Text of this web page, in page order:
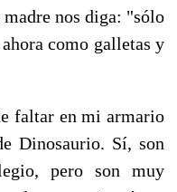
madre nos diga: "sólo
como galletas y
faltar en mi armario
Dinosaurio. Sí, son
pero son muy